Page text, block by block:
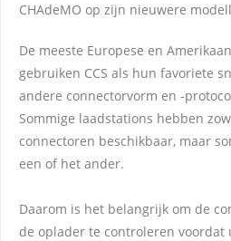
CHAdeMO op zijn nieuwere
De meeste Europese en
gebruiken CCS als hun favoriete
andere connectorvorm en -
Sommige laadstations hebben
connectoren beschikbaar, maar
een of het ander.
Daarom is het belangrijk om de
de oplader te controleren voordat